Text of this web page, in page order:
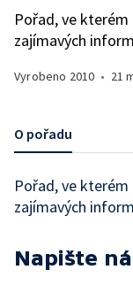
Pořad, ve
zajímavých
Vyrobeno 2010 • 21
O pořadu
Pořad, ve
zajímavých
Napište